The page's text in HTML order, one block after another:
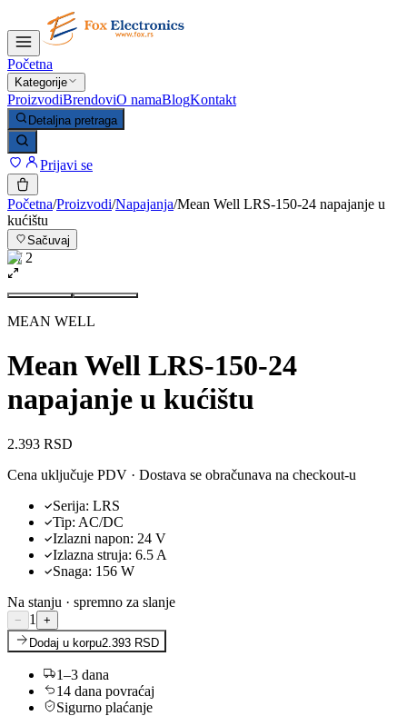
Početna
Kategorije
ProizvodiBrendoviO namaBlogKontakt
Detaljna pretraga
Prijavi se
Početna/Proizvodi/Napajanja/Mean Well LRS-150-24 napajanje u
kućištu
Sačuvaj
1/ 2
MEAN WELL
Mean Well LRS-150-24
napajanje u kućištu
2.393 RSD
Cena uključuje PDV · Dostava se obračunava na checkout-u
Serija: LRS
Tip: AC/DC
Izlazni napon: 24 V
Izlazna struja: 6.5 A
Snaga: 156 W
Na stanju · spremno za slanje
− 1
+
Dodaj u korpu2.393 RSD
1–3 dana
14 dana povraćaj
Sigurno plaćanje